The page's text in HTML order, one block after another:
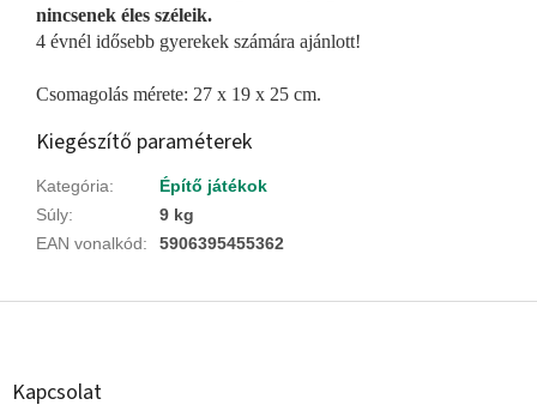
nincsenek éles széleik.
4 évnél idősebb gyerekek számára ajánlott!
Csomagolás mérete: 27 x 19 x 25 cm.
Kiegészítő paraméterek
Kategória:
Építő játékok
Súly:
9 kg
EAN vonalkód: 5906395455362
L
Kapcsolat